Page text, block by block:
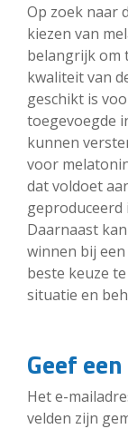
Op zoek naar
kiezen van
belangrijk om
kwaliteit van
geschikt is
toegevoegde
kunnen
voor
dat voldoet
Daarnaast
winnen bij
beste keuze
situatie en
Geef
Het e-
velden zijn